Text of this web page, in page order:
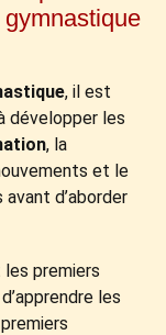
gymnastique
, il est
développer les
, la
et le
d’aborder
premiers
les